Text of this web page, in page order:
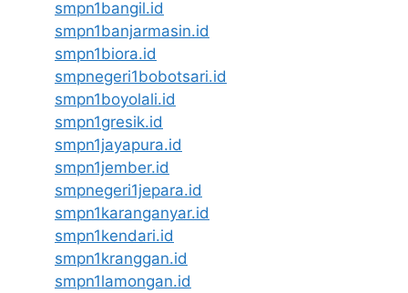
smpn1bangil.id
smpn1banjarmasin.id
smpn1biora.id
smpnegeri1bobotsari.id
smpn1boyolali.id
smpn1gresik.id
smpn1jayapura.id
smpn1jember.id
smpnegeri1jepara.id
smpn1karanganyar.id
smpn1kendari.id
smpn1kranggan.id
smpn1lamongan.id